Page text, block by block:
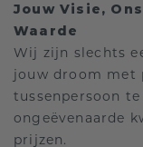
Jouw Visie,
Waarde
Wij zijn slechts
jouw droom met
tussenpersoon
ongeëvenaarde
prijzen.